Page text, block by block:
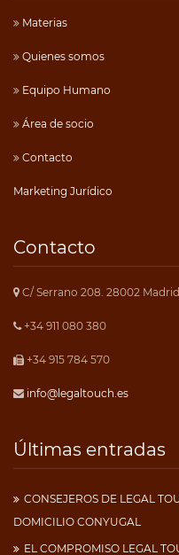
Materias
Quienes somos
Equipo Humano
Área de socio
Contacto
Marketing Jurídico
Contacto
C/ Serrano 208. 28002 Madrid
+34 911 080 380
+34 915 784 570
info@legaltouch.es
Últimas entradas
CONSEJEROS DE LEGAL
DOMICILIO CONYUGAL
EL COMPROMISO LEGAL